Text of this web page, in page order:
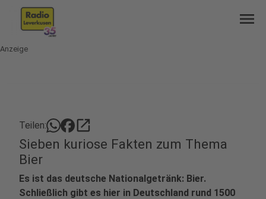
menu
Anzeige
Teilen: open_in_new
Sieben kuriose Fakten zum Thema
Bier
Es ist das deutsche Nationalgetränk: Bier.
Schließlich gibt es hier in Deutschland rund 1500